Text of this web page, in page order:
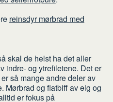
reinsdyr mørbrad med
skal de helst ha det aller
indre- og ytrefiletene. Det er
så mange andre deler av
Mørbrad og flatbiff av elg og
er fokus på